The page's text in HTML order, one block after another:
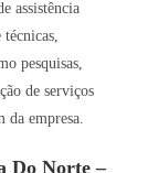
assistência
técnicas,
pesquisas,
de serviços
da empresa.
Do Norte –